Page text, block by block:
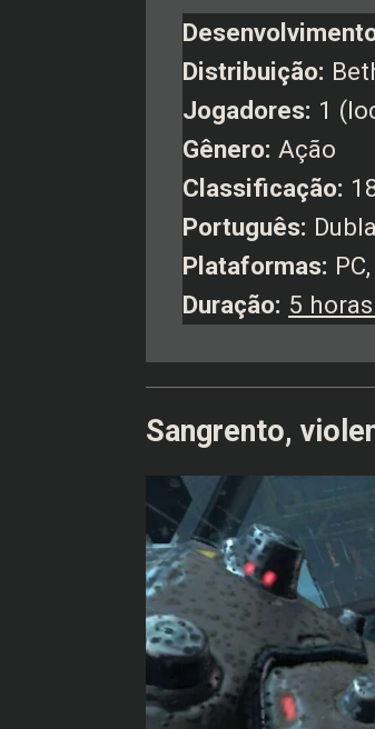
Distribuição:
Jogadores: 1
Gênero: Ação
Classificação:
Português:
Plataformas:
Duração: 5
Sangrento,